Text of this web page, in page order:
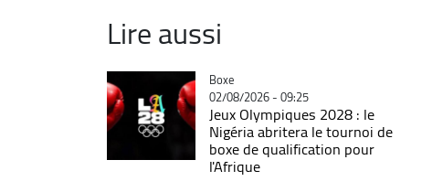
Lire aussi
Catégorie
Boxe
02/08/2026 - 09:25
Jeux Olympiques 2028 : le
Nigéria abritera le tournoi de
boxe de qualification pour
l'Afrique